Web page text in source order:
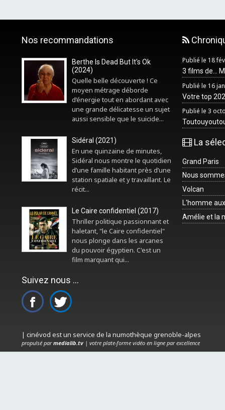
Nos recommandations
Berthe Is Dead But It's Ok
(2024)
Quelle belle découverte ! Ce
moyen métrage déborde
d’énergie tout en abordant avec
une grande délicatesse un sujet
aussi sensible que le suicide...
Sidéral (2021)
En une quinzaine de minutes,
Sidéral nous montre le quotidien
d’une famille habitant près d’une
station spatiale et y travaillant. Le
récit...
Le Caire confidentiel (2017)
Thriller politique passionnant et
haletant, "le Caire confidentiel"
nous plonge dans les arcanes
du pouvoir égyptien. C'est un
film marquant qui...
Suivez nous ...
Publié le 18
3 films de...
Publié le 16
Votre top
Publié le 3
La
Grand Paris
Nous
Volcan
L'homme
Amélie et la
| cinévod est un service de la numothèque grenoble-alpes
propulsé parmedialib.tv| votre plate-forme vidéo en ligne par excellence